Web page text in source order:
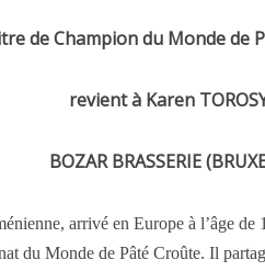
deChampion du Monde de
revient à Karen
BOZAR BRASSERIE
arrivé en Europe à l’âge de
du Monde de Pâté Croûte. Il